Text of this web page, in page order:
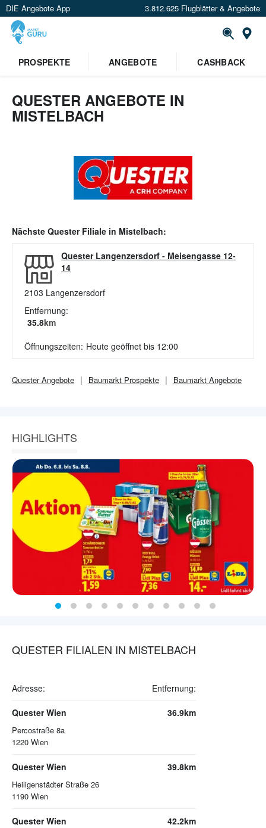
DIE Angebote App 3.812.625 Flugblätter & Angebote
PROSPEKTE
ANGEBOTE CASHBACK
QUESTER ANGEBOTE IN
MISTELBACH
Nächste QuesterFiliale in Mistelbach:
Quester Langenzersdorf - Meisengasse 12-
14
2103 Langenzersdorf
Entfernung:
35.8km
Öffnungszeiten: Heute geöffnet bis 12:00
QuesterAngebote Baumarkt Prospekte Baumarkt Angebote
HIGHLIGHTS
QUESTER FILIALEN IN MISTELBACH
Adresse: Entfernung:
Quester Wien
Percostraße 8a
1220 Wien
36.9km
Quester Wien
Heiligenstädter Straße 26
1190 Wien
39.8km
Quester Wien 42.2km